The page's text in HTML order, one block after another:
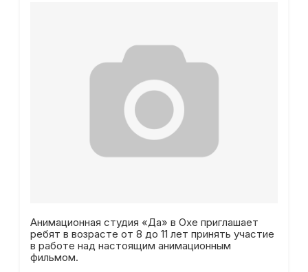
Анимационная студия «Да» в Охе приглашает
ребят в возрасте от 8 до 11 лет принять участие
в работе над настоящим анимационным
фильмом.